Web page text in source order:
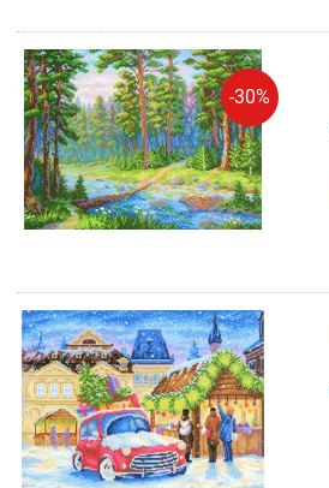
-30%